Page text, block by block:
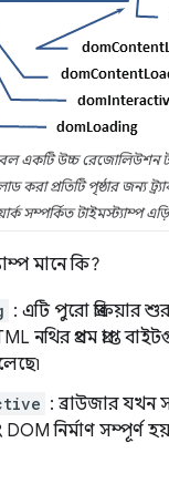
একটি উচ্চ রেজোলিউশন
করা প্রতিটি পৃষ্ঠার জন্য
সম্পর্কিত টাইমস্ট্যাম্প
মানে কি?
: এটি পুরো প্রক্রিয়ার
নথির প্রথম প্রাপ্ত
: ব্রাউজার যখন
নির্মাণ সম্পূর্ণ হয়